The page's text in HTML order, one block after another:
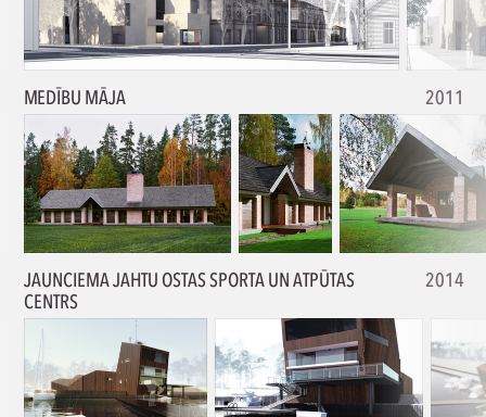
MEDĪBU MĀJA 2011
JAUNCIEMA JAHTU OSTAS SPORTA UN ATPŪTAS
CENTRS
2014